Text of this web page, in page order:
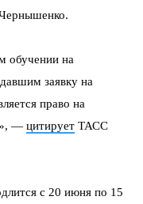
обучении на
заявку на
право на
— цитирует ТАСС
с 20 июня по 15